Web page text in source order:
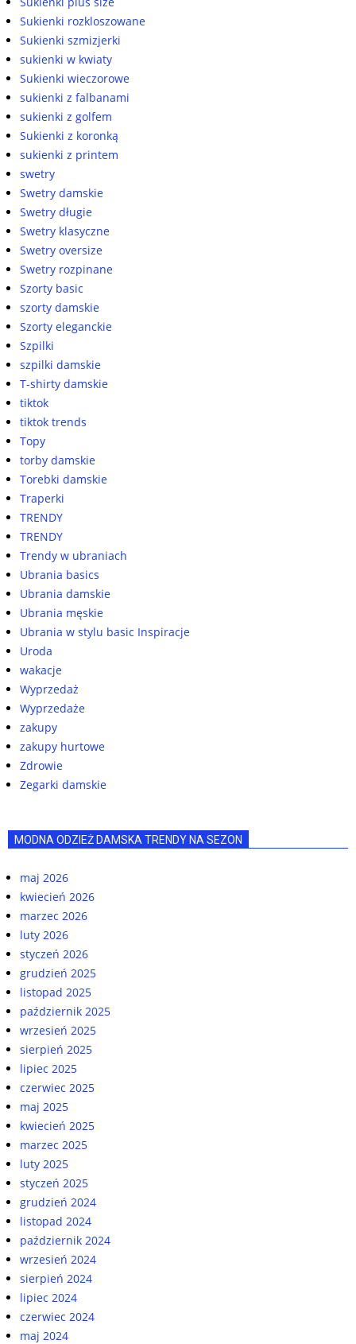
Sukienki rozkloszowane
Sukienki szmizjerki
sukienki w kwiaty
Sukienki wieczorowe
sukienki z falbanami
sukienki z golfem
Sukienki z koronką
sukienki z printem
swetry
Swetry damskie
Swetry długie
Swetry klasyczne
Swetry oversize
Swetry rozpinane
Szorty basic
szorty damskie
Szorty eleganckie
Szpilki
szpilki damskie
T-shirty damskie
tiktok
tiktok trends
Topy
torby damskie
Torebki damskie
Traperki
TRENDY
TRENDY
Trendy w ubraniach
Ubrania basics
Ubrania damskie
Ubrania męskie
Ubrania w stylu basic Inspiracje
Uroda
wakacje
Wyprzedaż
Wyprzedaże
zakupy
zakupy hurtowe
Zdrowie
Zegarki damskie
MODNA ODZIEŻ DAMSKA TRENDY NA SEZON
maj 2026
kwiecień 2026
marzec 2026
luty 2026
styczeń 2026
grudzień 2025
listopad 2025
październik 2025
wrzesień 2025
sierpień 2025
lipiec 2025
czerwiec 2025
maj 2025
kwiecień 2025
marzec 2025
luty 2025
styczeń 2025
grudzień 2024
listopad 2024
październik 2024
wrzesień 2024
sierpień 2024
lipiec 2024
czerwiec 2024
maj 2024